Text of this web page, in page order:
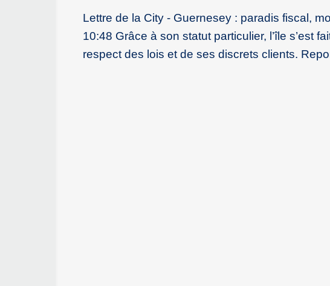
Lettre de la City - Guernesey : paradis fiscal,
10:48 Grâce à son statut particulier, l’île s’est
respect des lois et de ses discrets clients.